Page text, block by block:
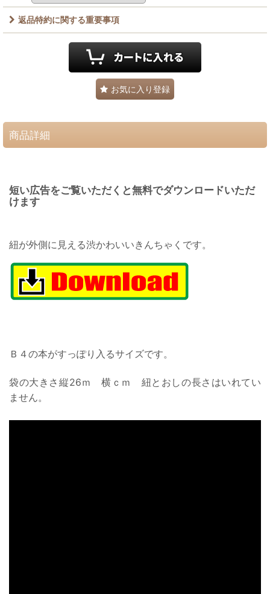
返品特約に関する重要事項
お気に入り登録
商品詳細
短い広告をご覧いただくと無料でダウンロードいただ
けます
紐が外側に見える渋かわいいきんちゃくです。
Ｂ４の本がすっぽり入るサイズです。
袋の大きさ縦26ｍ 横ｃｍ 紐とおしの長さはいれてい
ません。